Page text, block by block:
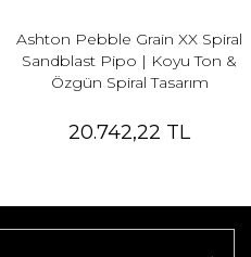
Ashton Pebble Grain XX Spiral
Sandblast Pipo | Koyu Ton &
Özgün Spiral Tasarım
20.742,22 TL